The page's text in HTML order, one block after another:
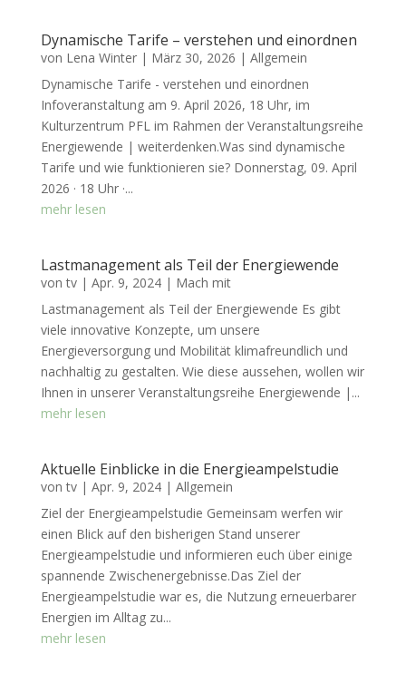
Dynamische Tarife – verstehen und einordnen
von Lena Winter| März 30, 2026 | Allgemein
Dynamische Tarife - verstehen und einordnen
Infoveranstaltung am 9. April 2026, 18 Uhr, im
Kulturzentrum PFL im Rahmen der Veranstaltungsreihe
Energiewende | weiterdenken.Was sind dynamische
Tarife und wie funktionieren sie? Donnerstag, 09. April
2026 · 18 Uhr ·...
mehr lesen
Lastmanagement als Teil der Energiewende
vontv| Apr. 9, 2024| Mach mit
Lastmanagement als Teil der Energiewende Es gibt
viele innovative Konzepte, um unsere
Energieversorgung und Mobilität klimafreundlich und
nachhaltig zu gestalten. Wie diese aussehen, wollen wir
Ihnen in unserer Veranstaltungsreihe Energiewende |...
mehr lesen
Aktuelle Einblicke in die Energieampelstudie
vontv| Apr. 9, 2024| Allgemein
Ziel der Energieampelstudie Gemeinsam werfen wir
einen Blick auf den bisherigen Stand unserer
Energieampelstudie und informieren euch über einige
spannende Zwischenergebnisse.Das Ziel der
Energieampelstudie war es, die Nutzung erneuerbarer
Energien im Alltag zu...
mehr lesen